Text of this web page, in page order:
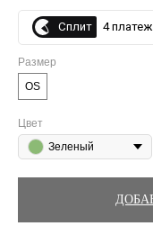
Сплит 4
Размер
OS
Цвет
Зеленый